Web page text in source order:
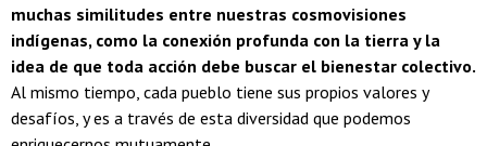
muchas similitudes entre nuestras cosmovisiones
indígenas, como la conexión profunda con la tierra y la
idea de que toda acción debe buscar el bienestar colectivo.
Al mismo tiempo, cada pueblo tiene sus propios valores y
desafíos, y es a través de esta diversidad que podemos